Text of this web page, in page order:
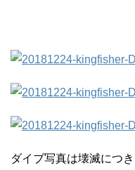
ダイブ写真は壊滅につ